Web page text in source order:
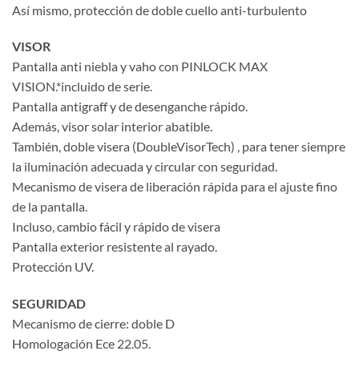
Así mismo, protección de doble cuello anti-turbulento
VISOR
Pantalla anti niebla y vaho con PINLOCK MAX
VISION.*incluido de serie.
Pantalla antigraff y de desenganche rápido.
Además, visor solar interior abatible.
También, doble visera (DoubleVisorTech) , para tener siempre
la iluminación adecuada y circular con seguridad.
Mecanismo de visera de liberación rápida para el ajuste fino
de la pantalla.
Incluso, cambio fácil y rápido de visera
Pantalla exterior resistente al rayado.
Protección UV.
SEGURIDAD
Mecanismo de cierre: doble D
Homologación Ece 22.05.